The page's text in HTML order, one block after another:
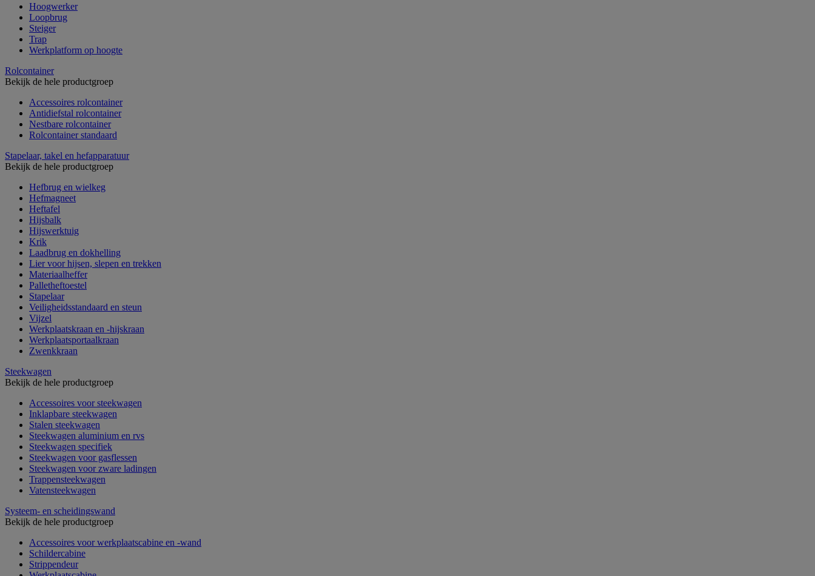
Hoogwerker
Loopbrug
Steiger
Trap
Werkplatform op hoogte
Rolcontainer
Bekijk de hele productgroep
Accessoires rolcontainer
Antidiefstal rolcontainer
Nestbare rolcontainer
Rolcontainer standaard
Stapelaar, takel en hefapparatuur
Bekijk de hele productgroep
Hefbrug en wielkeg
Hefmagneet
Heftafel
Hijsbalk
Hijswerktuig
Krik
Laadbrug en dokhelling
Lier voor hijsen, slepen en trekken
Materiaalheffer
Palletheftoestel
Stapelaar
Veiligheidsstandaard en steun
Vijzel
Werkplaatskraan en -hijskraan
Werkplaatsportaalkraan
Zwenkkraan
Steekwagen
Bekijk de hele productgroep
Accessoires voor steekwagen
Inklapbare steekwagen
Stalen steekwagen
Steekwagen aluminium en rvs
Steekwagen specifiek
Steekwagen voor gasflessen
Steekwagen voor zware ladingen
Trappensteekwagen
Vatensteekwagen
Systeem- en scheidingswand
Bekijk de hele productgroep
Accessoires voor werkplaatscabine en -wand
Schildercabine
Strippendeur